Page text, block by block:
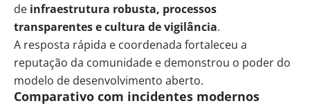
de infraestrutura robusta, processos
transparentes e cultura de vigilância.
A resposta rápida e coordenada fortaleceu a
reputação da comunidade e demonstrou o poder do
modelo de desenvolvimento aberto.
Comparativo com incidentes modernos